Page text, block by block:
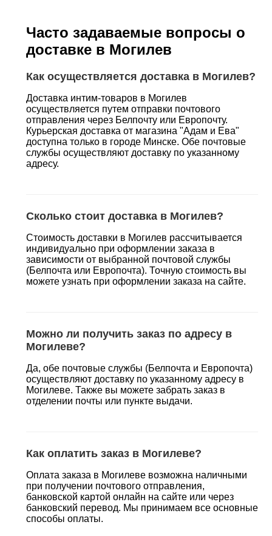
Часто задаваемые вопросы о
доставке в Могилев
Как осуществляется доставка в Могилев?
Доставка интим-товаров в Могилев
осуществляется путем отправки почтового
отправления через Белпочту или Европочту.
Курьерская доставка от магазина "Адам и Ева"
доступна только в городе Минске. Обе почтовые
службы осуществляют доставку по указанному
адресу.
Сколько стоит доставка в Могилев?
Стоимость доставки в Могилев рассчитывается
индивидуально при оформлении заказа в
зависимости от выбранной почтовой службы
(Белпочта или Европочта). Точную стоимость вы
можете узнать при оформлении заказа на сайте.
Можно ли получить заказ по адресу в
Могилеве?
Да, обе почтовые службы (Белпочта и Европочта)
осуществляют доставку по указанному адресу в
Могилеве. Также вы можете забрать заказ в
отделении почты или пункте выдачи.
Как оплатить заказ в Могилеве?
Оплата заказа в Могилеве возможна наличными
при получении почтового отправления,
банковской картой онлайн на сайте или через
банковский перевод. Мы принимаем все основные
способы оплаты.